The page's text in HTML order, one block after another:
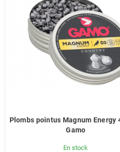
Plombs pointus Magnum Energy
Gamo
En stock